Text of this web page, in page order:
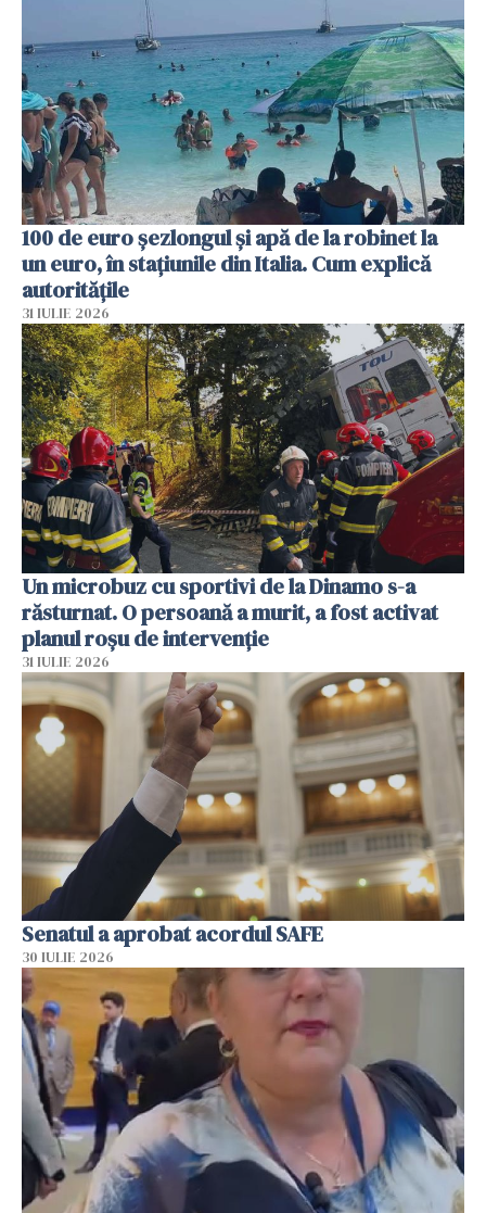
100 de euro șezlongul și apă de la robinet la
un euro, în stațiunile din Italia. Cum explică
autoritățile
31 IULIE 2026
Un microbuz cu sportivi de la Dinamo s-a
răsturnat. O persoană a murit, a fost activat
planul roșu de intervenție
31 IULIE 2026
Senatul a aprobat acordul SAFE
30 IULIE 2026